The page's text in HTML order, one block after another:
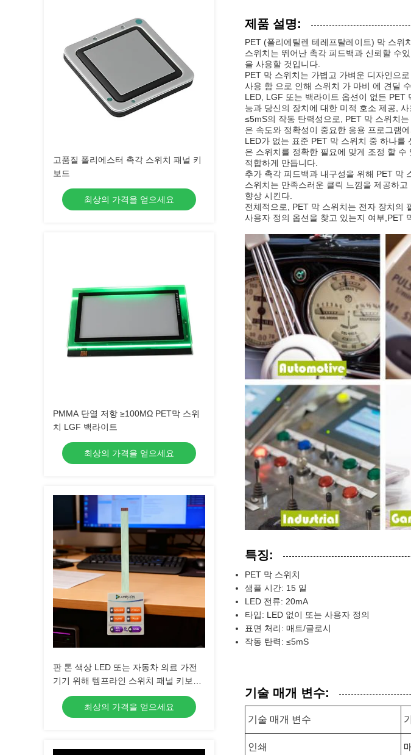
고품질 폴리에스터 촉각 스위치 패널 키
보드
최상의 가격을 얻으세요
PMMA 단열 저항 ≥100MΩ PET막 스위
치 LGF 백라이트
최상의 가격을 얻으세요
판 톤 색상 LED 또는 자동차 의료 가전
기기 위해 템프라인 스위치 패널 키보드
사용자 지정
최상의 가격을 얻으세요
제품 설명:
PET (폴리에틸렌 테레프탈레이트) 막 스위
스위치는 뛰어난 촉각 피드백과 신뢰할 수
을 사용할 것입니다.
PET 막 스위치는 가볍고 가벼운 디자인으
사용 함 으로 인해 스위치 가 마비 에 견딜
LED, LGF 또는 백라이트 옵션이 없든 PET
능과 당신의 장치에 대한 미적 호소 제공,
≤5mS의 작동 탄력성으로, PET 막 스위치
은 속도와 정확성이 중요한 응용 프로그램
LED가 없는 표준 PET 막 스위치 중 하나
은 스위치를 정확한 필요에 맞게 조정 할
적합하게 만듭니다.
추가 촉각 피드백과 내구성을 위해 PET 막
스위치는 만족스러운 클릭 느낌을 제공하
향상 시킨다.
전체적으로, PET 막 스위치는 전자 장치의
사용자 정의 옵션을 찾고 있는지 여부,PET
특징:
PET 막 스위치
샘플 시간: 15 일
LED 전류: 20mA
타입: LED 없이 또는 사용자 정의
표면 처리: 매트/글로시
작동 탄력: ≤5mS
기술 매개 변수:
기술 매개 변수
인쇄